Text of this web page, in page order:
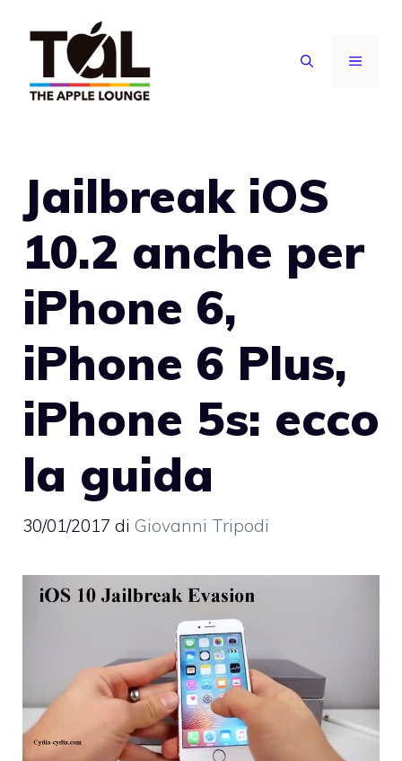
contenuto
MENU
Jailbreak iOS
10.2 anche per
iPhone 6,
iPhone 6 Plus,
iPhone 5s: ecco
la guida
30/01/2017 di Giovanni Tripodi